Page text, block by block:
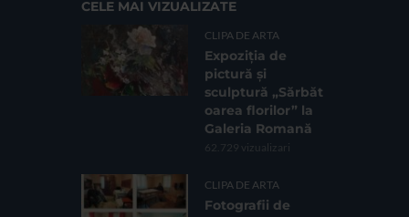
CELE MAI VIZUALIZATE
CLIPA DE ARTA
Expoziția de
pictură și
sculptură „Sărbăt
oarea florilor” la
Galeria Romană
62.729 vizualizari
CLIPA DE ARTA
Fotografii de